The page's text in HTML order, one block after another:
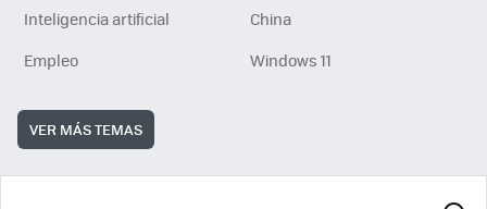
Inteligencia artificial
China
Empleo
Windows 11
VER MÁS TEMAS